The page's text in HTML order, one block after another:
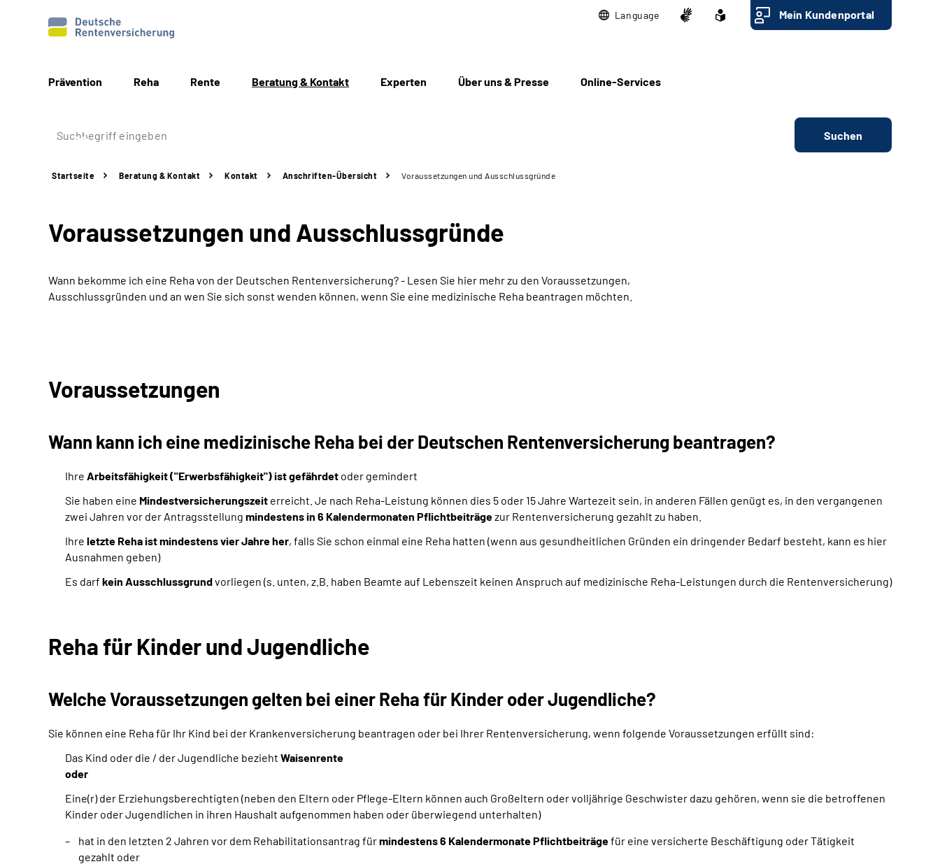
Language Mein Kundenportal
Prävention Reha Rente Beratung & Kontakt Experten Über uns & Presse Online-Services
Suchen
Startseite Beratung & Kontakt Kontakt Anschriften-Übersicht Voraussetzungen und Ausschlussgründe
Voraussetzungen und Ausschlussgründe
Wann bekomme ich eine Reha von der Deutschen Rentenversicherung? - Lesen Sie hier mehr zu den Voraussetzungen,
Ausschlussgründen und an wen Sie sich sonst wenden können, wenn Sie eine medizinische Reha beantragen möchten.
Voraussetzungen
Wann kann ich eine medizinische Reha bei der Deutschen Rentenversicherung beantragen?
Ihre Arbeitsfähigkeit ("Erwerbsfähigkeit") ist gefährdet oder gemindert
Sie haben eine Mindestversicherungszeit erreicht. Je nach Reha-Leistung können dies 5 oder 15 Jahre Wartezeit sein, in anderen Fällen genügt es, in den vergangenen
zwei Jahren vor der Antragsstellung mindestens in 6 Kalendermonaten Pflichtbeiträgezur Rentenversicherung gezahlt zu haben.
Ihre letzte Reha ist mindestens vier Jahre her, falls Sie schon einmal eine Reha hatten (wenn aus gesundheitlichen Gründen ein dringender Bedarf besteht, kann es hier
Ausnahmen geben)
Es darf kein Ausschlussgrundvorliegen (s. unten, z.B. haben Beamte auf Lebenszeit keinen Anspruch auf medizinische Reha-Leistungen durch die Rentenversicherung)
Reha für Kinder und Jugendliche
Welche Voraussetzungen gelten bei einer Reha für Kinder oder Jugendliche?
Sie können eine Reha für Ihr Kind bei der Krankenversicherung beantragen oder bei Ihrer Rentenversicherung, wenn folgende Voraussetzungen erfüllt sind:
Das Kind oder die / der Jugendliche bezieht Waisenrente
oder
Eine(r) der Erziehungsberechtigten (neben den Eltern oder Pflege-Eltern können auch Großeltern oder volljährige Geschwister dazu gehören, wenn sie die betroffenen
Kinder oder Jugendlichen in ihren Haushalt aufgenommen haben oder überwiegend unterhalten)
hat in den letzten 2 Jahren vor dem Rehabilitationsantrag fürmindestens 6 Kalendermonate Pflichtbeiträgefür eine versicherte Beschäftigung oder Tätigkeit
gezahlt oder